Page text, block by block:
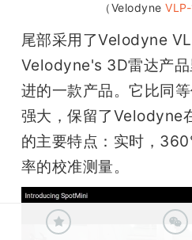
（Velodyne
尾部采用了Velodyne
Velodyne's 3D雷达产
进的一款产品。它比同
强大，保留了Velodyne
的主要特点：实时，
率的校准测量。